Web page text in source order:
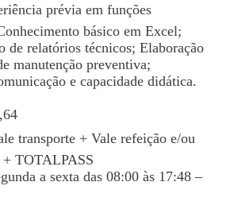
prévia em funções
básico em Excel;
de relatórios técnicos; Elaboração
manutenção preventiva;
e capacidade didática.
transporte + Vale refeição e/ou
+ TOTALPASS
a sexta das 08:00 às 17:48 –